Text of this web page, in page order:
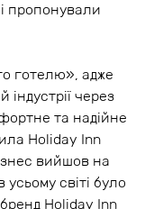
пропонували
готелю», адже
через
та надійне
Holiday Inn
вийшов на
світі було
Holiday Inn